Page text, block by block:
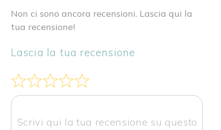
Non ci sono ancora recensioni. Lascia qui la
tua recensione!
Lascia la tua recensione